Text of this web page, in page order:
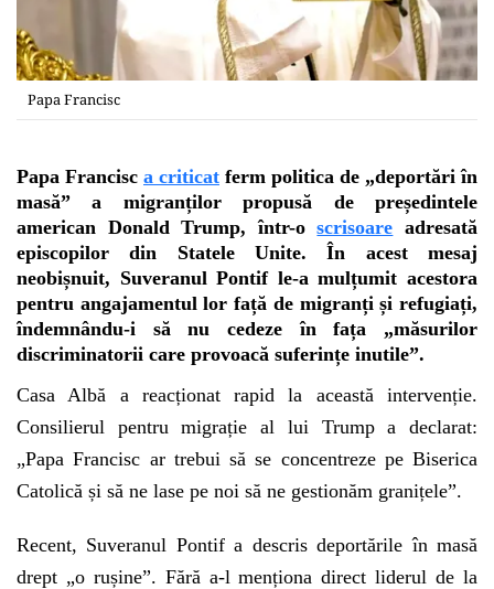
Papa Francisc
Papa Francisc a criticat ferm politica de „deportări în
masă” a migranților propusă de președintele
american Donald Trump, într-oscrisoare adresată
episcopilor din Statele Unite. În acest mesaj
neobișnuit, Suveranul Pontif le-a mulțumit acestora
pentru angajamentul lor față de migranți și refugiați,
îndemnându-i să nu cedeze în fața „măsurilor
discriminatorii care provoacă suferințe inutile”.
Casa Albă a reacționat rapid la această intervenție.
Consilierul pentru migrație al lui Trump a declarat:
„Papa Francisc ar trebui să se concentreze pe Biserica
Catolică și să ne lase pe noi să ne gestionăm granițele”.
Recent, Suveranul Pontif a descris deportările în masă
drept „o rușine”. Fără a-l menționa direct liderul de la